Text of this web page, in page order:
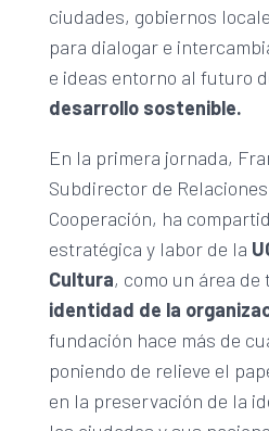
ciudades, gobiernos
para dialogar e
e ideas entorno al futuro
desarrollo sostenible.
En la primera jornada,
Subdirector de
Cooperación, ha
estratégica y labor de la
Cultura, como un área de
identidad de la
fundación hace más de
poniendo de relieve el
en la preservación de la